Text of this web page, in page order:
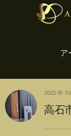
ア
2025 年
高石